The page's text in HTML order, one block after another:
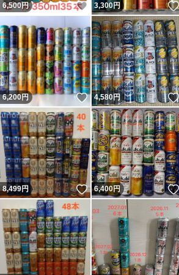
6,500円 いいね！
3,300円
6,200円 いいね！
4,580円
8,499円 いいね！
6,400円